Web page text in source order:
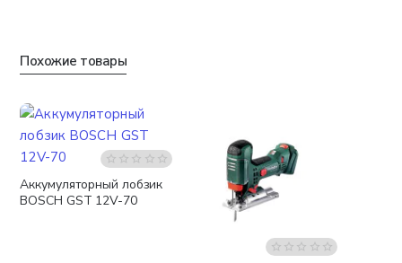
Похожие товары
Бесплатная доставка
Аккумуляторный лобзик
BOSCH GST 12V-70